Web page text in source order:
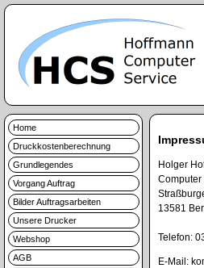
Home
Druckkostenberechnung
Grundlegendes
Vorgang Auftrag
Bilder Auftragsarbeiten
Unsere Drucker
Webshop
AGB
Holger
Computer
13581
Telefon:
E-Mail: